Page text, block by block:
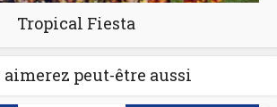
Tropical Fiesta
aimerez peut-être aussi